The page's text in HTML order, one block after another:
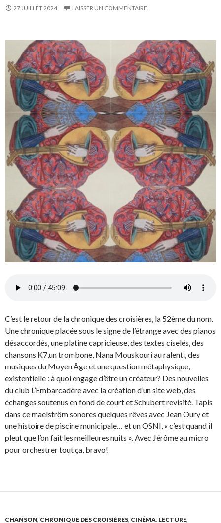
27 JUILLET 2024 LAISSER UN COMMENTAIRE
C’est le retour de la chronique des croisières, la 52ème du nom.
Une chronique placée sous le signe de l’étrange avec des pianos
désaccordés, une platine capricieuse, des textes ciselés, des
chansons K7,un trombone, Nana Mouskouri au ralenti, des
musiques du Moyen Âge et une question métaphysique,
existentielle : à quoi engage d’être un créateur? Des nouvelles
du club L’Embarcadère avec la création d’un site web, des
échanges soutenus en fond de court et Schubert revisité. Tapis
dans ce maelström sonores quelques rêves avec Jean Oury et
une histoire de piscine municipale… et un OSNI, « c’est quand il
pleut que l’on fait les meilleures nuits ». Avec Jérôme au micro
pour orchestrer tout ça, bravo!
CHANSON, CHRONIQUE DES CROISIÈRES, CINÉMA, LECTURE,